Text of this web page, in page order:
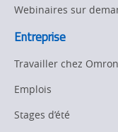
Control
Technical
Training
Product
Strategic
Other
Webinaires sur
Entreprise
Travailler chez Omron
Emplois
Stages d’été